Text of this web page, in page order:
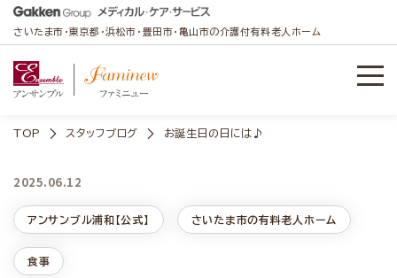
さいたま市・東京都・浜松市・豊田市・亀山市の介護付有料老人ホーム
TOP スタッフブログ お誕生日の日には♪
2025.06.12
アンサンブル浦和【公式】 さいたま市の有料老人ホーム
食事